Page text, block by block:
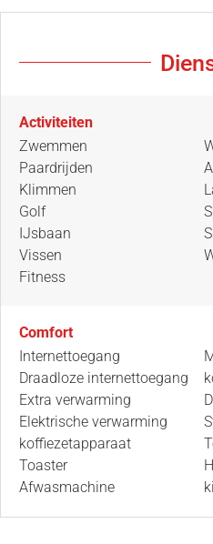
Activiteiten
Zwemmen
Paardrijden
Klimmen
Golf
IJsbaan
Vissen
Fitness
Comfort
Internettoegang
Draadloze internettoegang
Extra verwarming
Elektrische verwarming
koffiezetapparaat
Toaster
Afwasmachine